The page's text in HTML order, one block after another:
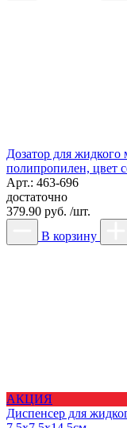
Дозатор для жидкого
полипропилен, цвет
Арт.: 463-696
достаточно
379.90 руб. /шт.
В корзину
АКЦИЯ
Диспенсер для